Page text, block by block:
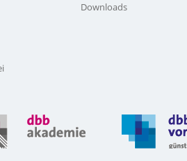
Downloads